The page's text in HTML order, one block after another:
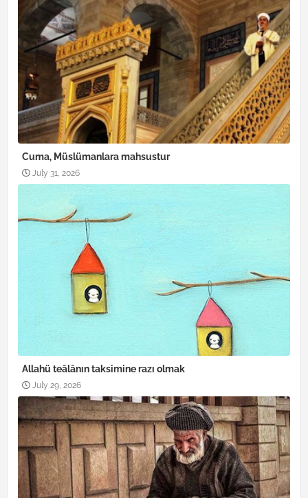
Cuma, Müslümanlara mahsustur
July 31, 2026
Allahü teâlânın taksimine razı olmak
July 29, 2026